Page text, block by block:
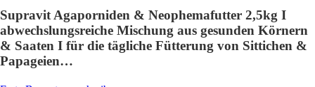
Supravit Agaporniden & Neophemafutter 2,5kg I
abwechslungsreiche Mischung aus gesunden Körnern
& Saaten I für die tägliche Fütterung von Sittichen &
Papageien…